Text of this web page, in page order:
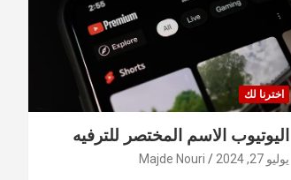
اخترنا لك
اليوتيوب الاسم المختصر للترفيه
يوليو 27, 2024 Majde Nouri